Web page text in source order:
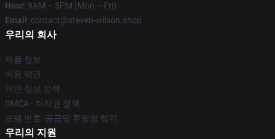
Hour: 9AM – 5PM (Mon – Fri)
Email : contact@steven-wilson.shop
우리의 회사
제품 정보
이용 약관
개인 정보 정책
DMCA - 저작권 정책
모델 번호: 공급망 투명성 행위
우리의 지원